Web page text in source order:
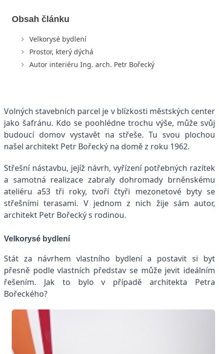
Obsah článku
Velkorysé bydlení
Prostor, který dýchá
Autor interiéru Ing. arch. Petr Bořecký
Volných stavebních parcel je v blízkosti městských center
jako šafránu. Kdo se poohlédne trochu výše, může svůj
budoucí domov vystavět na střeše. Tu svou plochou
našel architekt Petr Bořecký na domě z roku 1962.
Střešní nástavbu, jejíž návrh, vyřízení potřebných razítek
a samotná realizace zabraly dohromady brněnskému
ateliéru a53 tři roky, tvoří čtyři mezonetové byty se
střešními terasami. V jednom z nich žije sám autor,
architekt Petr Bořecký s rodinou.
Velkorysé bydlení
Stát za návrhem vlastního bydlení a postavit si byt
přesně podle vlastních představ se může jevit ideálním
řešením. Jak to bylo v případě architekta Petra
Bořeckého?